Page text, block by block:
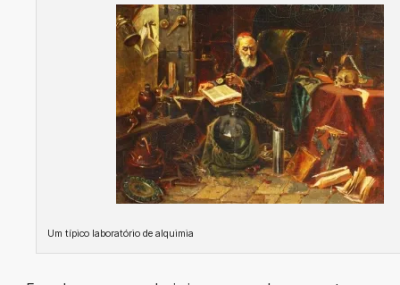
Um típico laboratório de alquimia